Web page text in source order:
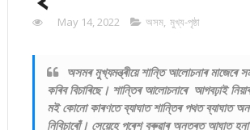
May 14, 2022 অসম, মুখ্য-পৃষ্ঠা
অসমৰ মুখ্যমন্ত্ৰীয়ে শান্তি আলোচনাৰ মাজেৰে
কৰিব বিচাৰিছে। শান্তিৰ আলোচনাৰে আগবঢ়াই
মই কোনো কাৰণতে ব্যাঘাত শান্তিৰ পথত ব্যাঘাত
নিবিচাৰোঁ। সেয়েহে পৰেশ বৰুৱাৰ অন্তৰত আঘাত